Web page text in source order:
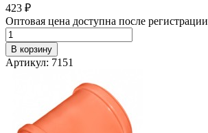
423 ₽
Оптовая цена доступна после регистрации
В корзину
Артикул: 7151